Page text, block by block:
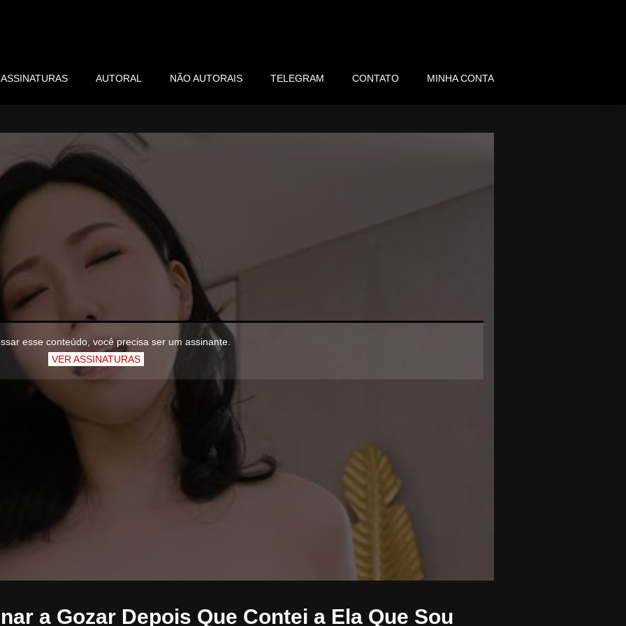
ASSINATURAS AUTORAL NÃO AUTORAIS TELEGRAM CONTATO MINHA CONTA
esse conteúdo, você precisa ser um assinante.
VER ASSINATURAS
a Gozar Depois Que Contei a Ela Que Sou